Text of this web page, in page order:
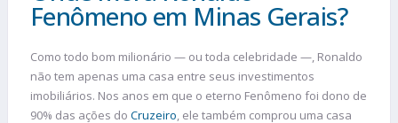
Fenômeno em Minas Gerais?
Como todo bom milionário — ou toda celebridade —, Ronaldo
não tem apenas uma casa entre seus investimentos
imobiliários. Nos anos em que o eterno Fenômeno foi dono de
90% das ações do Cruzeiro, ele também comprou uma casa